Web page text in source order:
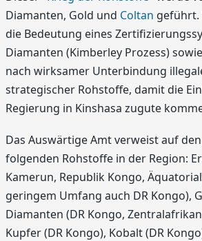
Diamanten, Gold und Coltan geführt.
die Bedeutung eines
Diamanten (Kimberley Prozess)
nach wirksamer Unterbindung
strategischer Rohstoffe, damit die
Regierung in Kinshasa zugute
Das Auswärtige Amt verweist auf
folgenden Rohstoffe in der Region:
Kamerun, Republik Kongo,
geringem Umfang auch DR Kongo),
Diamanten (DR Kongo,
Kupfer (DR Kongo), Kobalt (DR